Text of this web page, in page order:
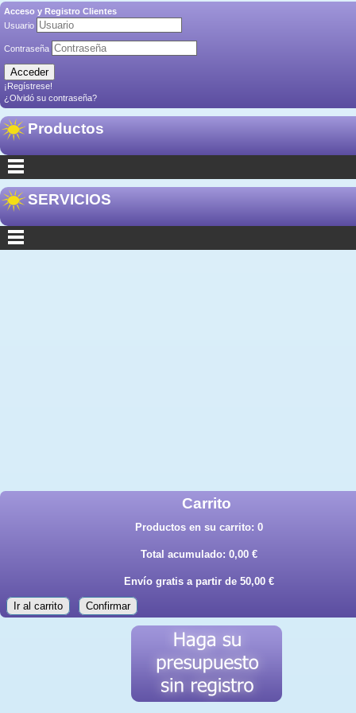
Acceso y Registro Clientes
Usuario
Contraseña
¡Regístrese!
¿Olvidó su contraseña?
Productos
SERVICIOS
Carrito
Productos en su carrito: 0
Total acumulado: 0,00 €
Envío gratis a partir de 50,00 €
Ir al carrito Confirmar